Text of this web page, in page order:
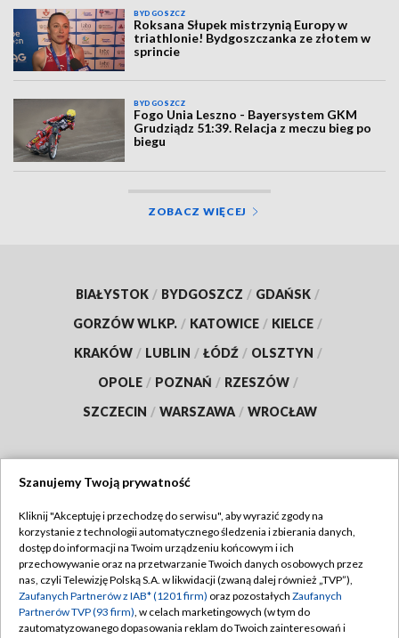
BYDGOSZCZ
Roksana Słupek mistrzynią Europy w
triathlonie! Bydgoszczanka ze złotem w
sprincie
BYDGOSZCZ
Fogo Unia Leszno - Bayersystem GKM
Grudziądz 51:39. Relacja z meczu bieg po
biegu
ZOBACZ WIĘCEJ
BIAŁYSTOK / BYDGOSZCZ / GDAŃSK /
GORZÓW WLKP. / KATOWICE / KIELCE /
KRAKÓW / LUBLIN / ŁÓDŹ / OLSZTYN /
OPOLE / POZNAŃ / RZESZÓW /
SZCZECIN / WARSZAWA / WROCŁAW
TVP
Abonament TVP
Emisja w TVP
Centrum informacji TVP
Regulamin TVP
Polityka prywatności
Moje zgody
Szanujemy Twoją prywatność
Kliknij "Akceptuję i przechodzę do serwisu", aby wyrazić zgody na
korzystanie z technologii automatycznego śledzenia i zbierania danych,
dostęp do informacji na Twoim urządzeniu końcowym i ich
przechowywanie oraz na przetwarzanie Twoich danych osobowych przez
nas, czyli Telewizję Polską S.A. w likwidacji (zwaną dalej również „TVP”),
Zaufanych Partnerów z IAB* (1201 firm) oraz pozostałych Zaufanych
Partnerów TVP (93 firm), w celach marketingowych (w tym do
zautomatyzowanego dopasowania reklam do Twoich zainteresowań i